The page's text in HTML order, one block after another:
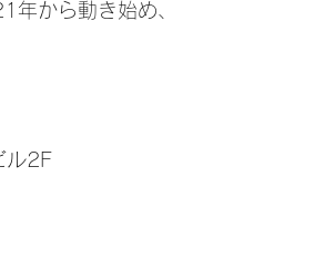
年から動き始め、
ル2F